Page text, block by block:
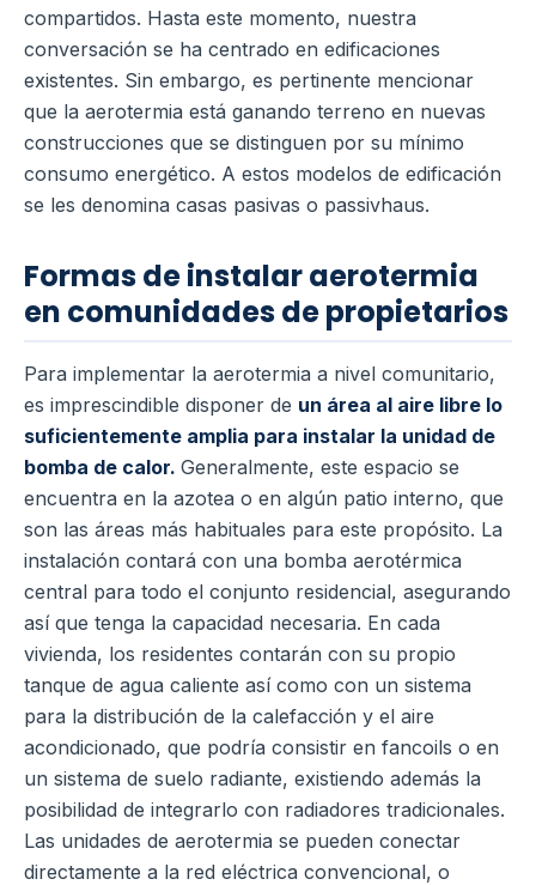
compartidos. Hasta este momento, nuestra
conversación se ha centrado en edificaciones
existentes. Sin embargo, es pertinente mencionar
que la aerotermia está ganando terreno en nuevas
construcciones que se distinguen por su mínimo
consumo energético. A estos modelos de edificación
se les denomina casas pasivas o passivhaus.
Formas de instalar aerotermia
en comunidades de propietarios
Para implementar la aerotermia a nivel comunitario,
es imprescindible disponer de un área al aire libre lo
suficientemente amplia para instalar la unidad de
bomba de calor. Generalmente, este espacio se
encuentra en la azotea o en algún patio interno, que
son las áreas más habituales para este propósito. La
instalación contará con una bomba aerotérmica
central para todo el conjunto residencial, asegurando
así que tenga la capacidad necesaria. En cada
vivienda, los residentes contarán con su propio
tanque de agua caliente así como con un sistema
para la distribución de la calefacción y el aire
acondicionado, que podría consistir en fancoils o en
un sistema de suelo radiante, existiendo además la
posibilidad de integrarlo con radiadores tradicionales.
Las unidades de aerotermia se pueden conectar
directamente a la red eléctrica convencional, o